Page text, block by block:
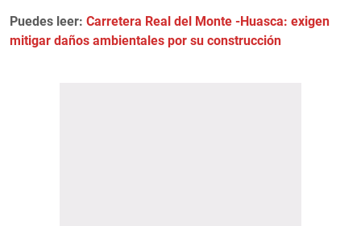
Puedes leer: Carretera Real del Monte -Huasca: exigen
mitigar daños ambientales por su construcción